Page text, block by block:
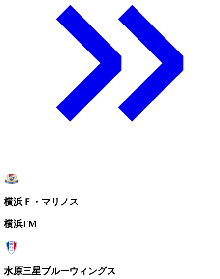
横浜Ｆ・マリノス
横浜FM
水原三星ブルーウィングス